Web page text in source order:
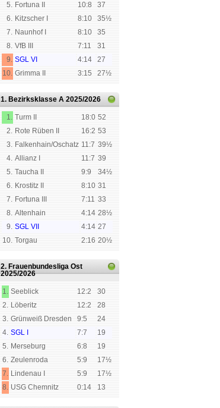
5. Fortuna II 10:8
37
6. Kitzscher I 8:10
35½
7. Naunhof I 8:10
35
8. VfB III 7:11
31
9. SGL VI 4:14
27
10. Grimma II 3:15 27½
1. Bezirksklasse A 2025/2026
1. Turm II 18:0 52
2. Rote Rüben II 16:2 53
3. Falkenhain/Oschatz 11:7 39½
4. Allianz I 11:7 39
5. Taucha II 9:9
34½
6. Krostitz II 8:10 31
7. Fortuna III 7:11 33
8. Altenhain 4:14 28½
9. SGL VII 4:14 27
10. Torgau 2:16 20½
2. Frauenbundesliga Ost
2025/2026
1. Seeblick 12:2
30
2. Löberitz 12:2
28
3. Grünweiß Dresden 9:5
24
4. SGL I 7:7
19
5. Merseburg 6:8
19
6. Zeulenroda 5:9
17½
7. Lindenau I 5:9
17½
8. USG Chemnitz 0:14 13